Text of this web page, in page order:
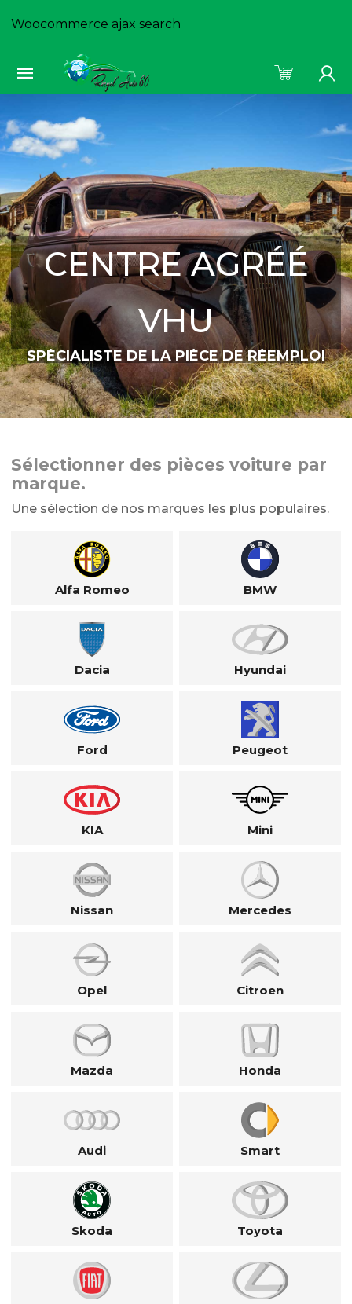
Woocommerce ajax search
CENTRE AGRÉÉ
VHU
SPÉCIALISTE DE LA PIÈCE DE RÉEMPLOI
Sélectionner des pièces voiture par
marque.
Une sélection de nos marques les plus populaires.
Alfa Romeo BMW
Dacia Hyundai
Ford Peugeot
KIA Mini
Nissan Mercedes
Opel Citroen
Mazda Honda
Audi Smart
Skoda Toyota